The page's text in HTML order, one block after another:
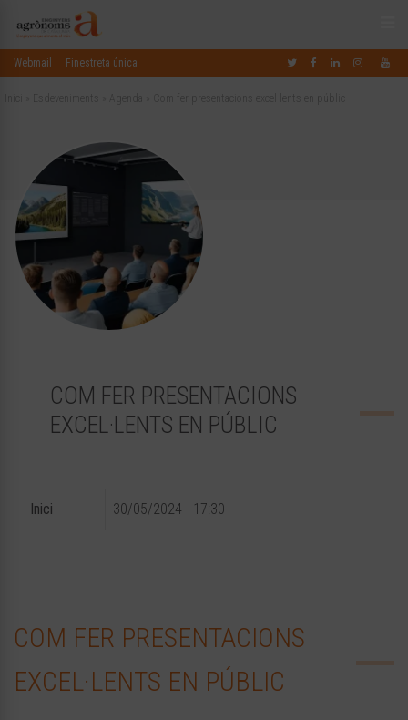
Webmail Finestreta única
COM FER PRESENTACIONS
EXCEL·LENTS EN PÚBLIC
Inici 30/05/2024 - 17:30
COM FER PRESENTACIONS
EXCEL·LENTS EN PÚBLIC